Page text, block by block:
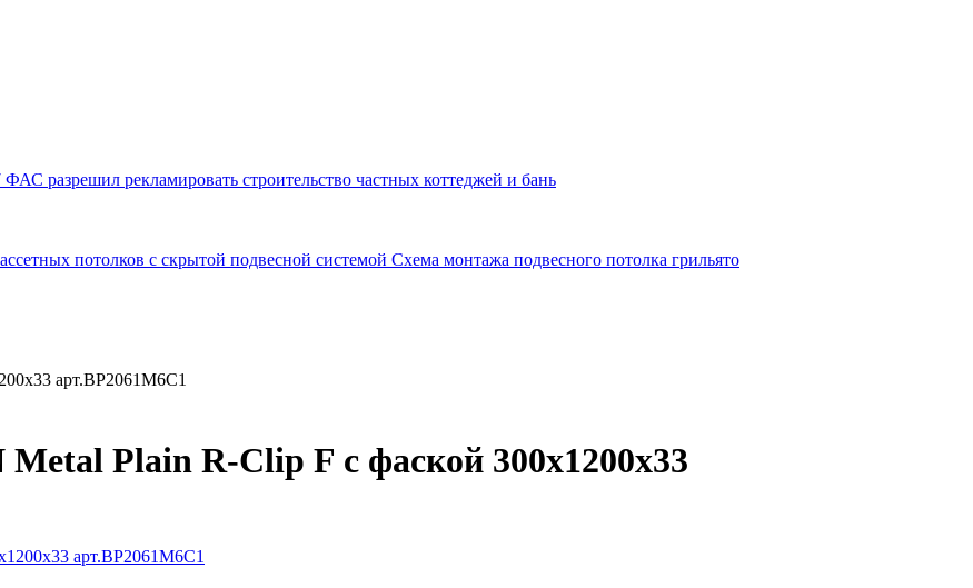
ФАС разрешил рекламировать строительство частных коттеджей и бань
потолков с скрытой подвесной системой Схема монтажа подвесного потолка грильято
арт.BP2061M6C1
Plain R-Clip F с фаской 300x1200x33